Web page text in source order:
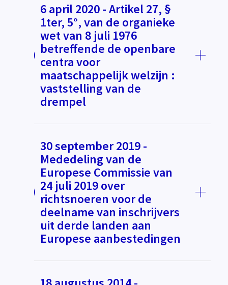
6 april 2020 - Artikel 27, §
1ter, 5°, van de organieke
wet van 8 juli 1976
betreffende de openbare
centra voor
maatschappelijk welzijn :
vaststelling van de
drempel
30 september 2019 -
Mededeling van de
Europese Commissie van
24 juli 2019 over
richtsnoeren voor de
deelname van inschrijvers
uit derde landen aan
Europese aanbestedingen